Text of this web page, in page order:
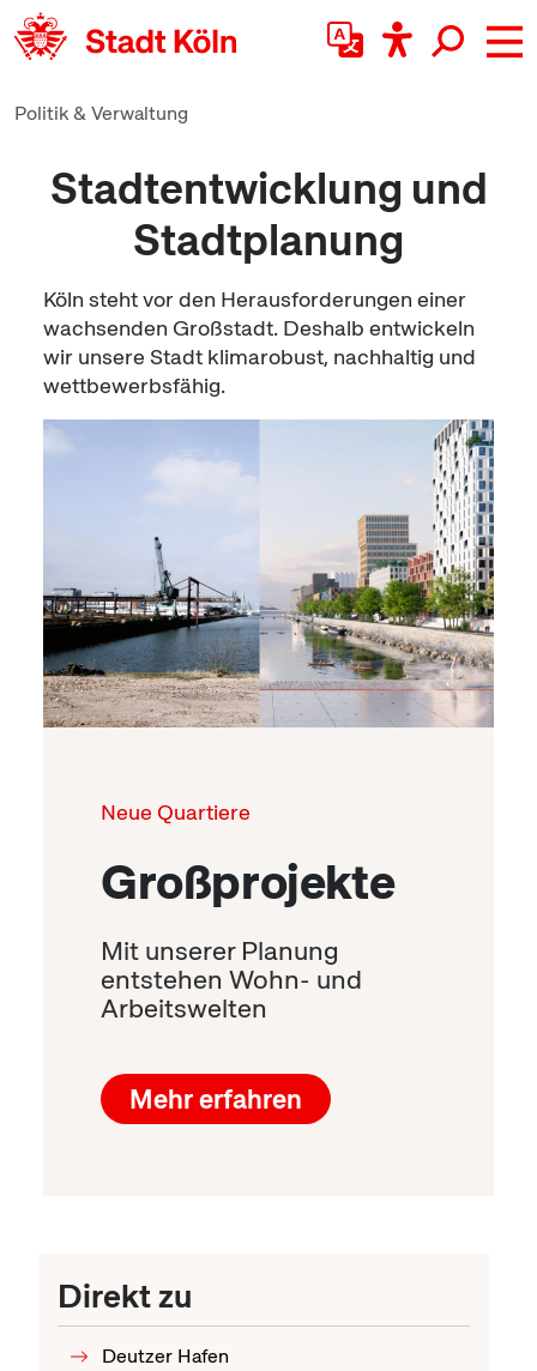
zum Inhalt springen
Politik & Verwaltung
Stadtentwicklung und
Stadtplanung
Köln steht vor den Herausforderungen einer
wachsenden Großstadt. Deshalb entwickeln
wir unsere Stadt klimarobust, nachhaltig und
wettbewerbsfähig.
Neue Quartiere
Großprojekte
Mit unserer Planung
entstehen Wohn- und
Arbeitswelten
Mehr erfahren
Direkt zu
Deutzer Hafen